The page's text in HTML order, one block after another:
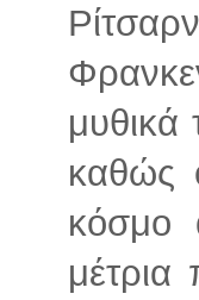
καθώς
κόσμο